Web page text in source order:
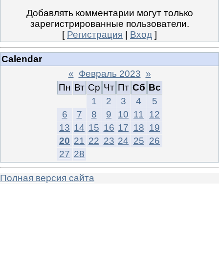
Добавлять комментарии могут только
зарегистрированные пользователи.
[ Регистрация Вход ]
Calendar
« Февраль 2023 »
Пн Вт Ср Чт Пт Сб Вс
1
2 3 4
5
6
7 8 9 10 11
12
13 14 15 16 17 18 19
20 21 22 23 24 25 26
27 28
Полная версия сайта